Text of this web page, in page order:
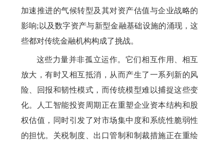
加速推进的气候转型及其对资产估值与企业战略的
影响; 以及数字资产与新型金融基础设施的涌现，这
些都对传统金融机构构成了挑战。
这些力量并非孤立运作。它们相互作用、相互
放大，有时又相互抵消，从而产生了一系列新的风
险、回报和韧性模式，而传统模型难以捕捉这些变
化。人工智能投资周期正在重塑企业资本结构和股
权估值，同时引发了对市场集中度和系统性脆弱性
的担忧。关税制度、出口管制和制裁措施正在重绘